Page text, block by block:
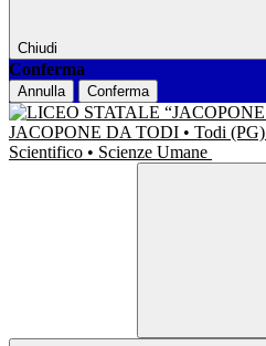
Chiudi
Conferma
Annulla Conferma
JACOPONE DA TODI • Todi (PG)
Scientifico • Scienze Umane